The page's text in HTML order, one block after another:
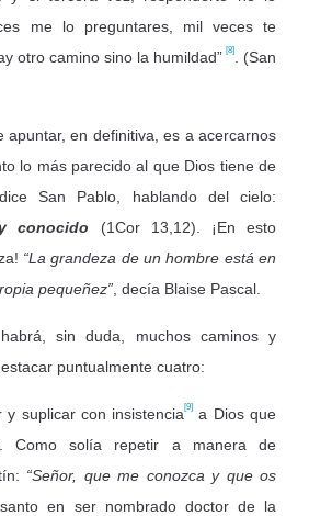
me lo preguntares, mil veces te
otro camino sino la humildad” [8]
. (San
apuntar, en definitiva, es a acercarnos
lo más parecido al que Dios tiene de
San Pablo, hablando del cielo:
conocido
(1Cor 13,12). ¡En esto
“La grandeza de un hombre está en
pequeñez” , decía Blaise Pascal.
sin duda, muchos caminos y
puntualmente cuatro:
y suplicar con insistencia[9]
a Dios que
Como solía repetir a manera de
“Señor, que me conozca y que os
en ser nombrado doctor de la